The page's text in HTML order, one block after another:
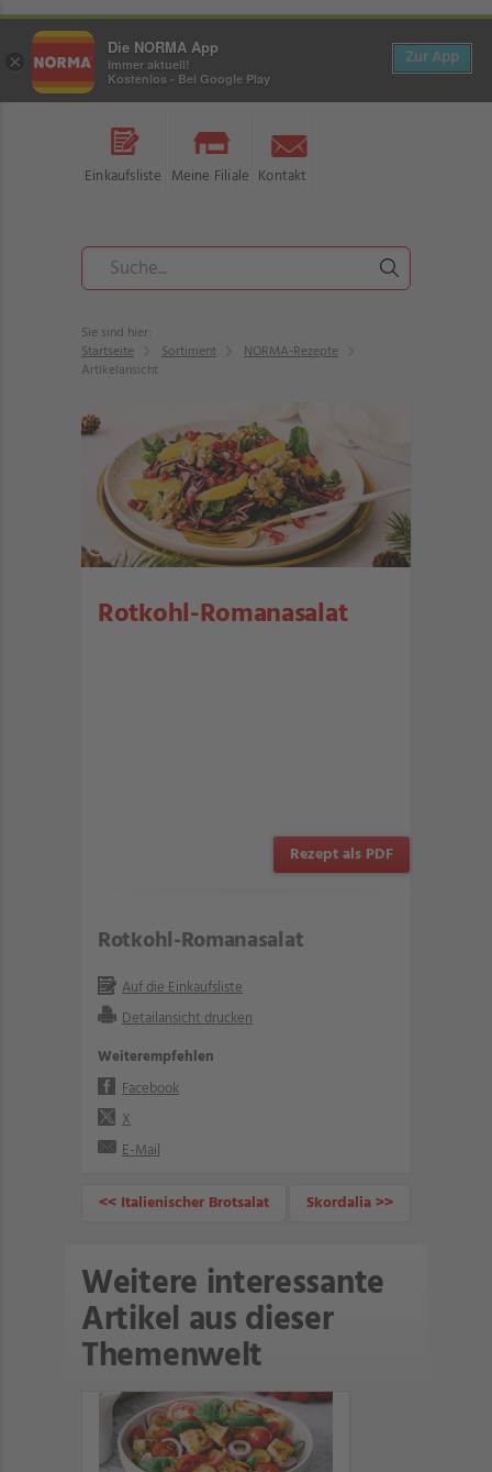
Einkaufsliste Meine Filiale Kontakt
Sie sind hier:
Startseite
Sortiment
NORMA-Rezepte
Artikelansicht
Rotkohl-Romanasalat
Rezept als PDF
Rotkohl-Romanasalat
Auf die Einkaufsliste
Detailansicht drucken
Weiterempfehlen
Facebook
X
E-Mail
<< Italienischer Brotsalat Skordalia >>
Weitere interessante
Artikel aus dieser
Themenwelt
×
Die NORMA App
Immer aktuell!
Kostenlos - Bei Google Play
Zur App